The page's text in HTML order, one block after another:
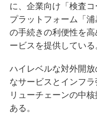
に、企業向け「検査
プラットフォーム「
の手続きの利便性を
ービスを提供している
ハイレベルな対外開
なサービスとインフ
リューチェーンの中
ある。